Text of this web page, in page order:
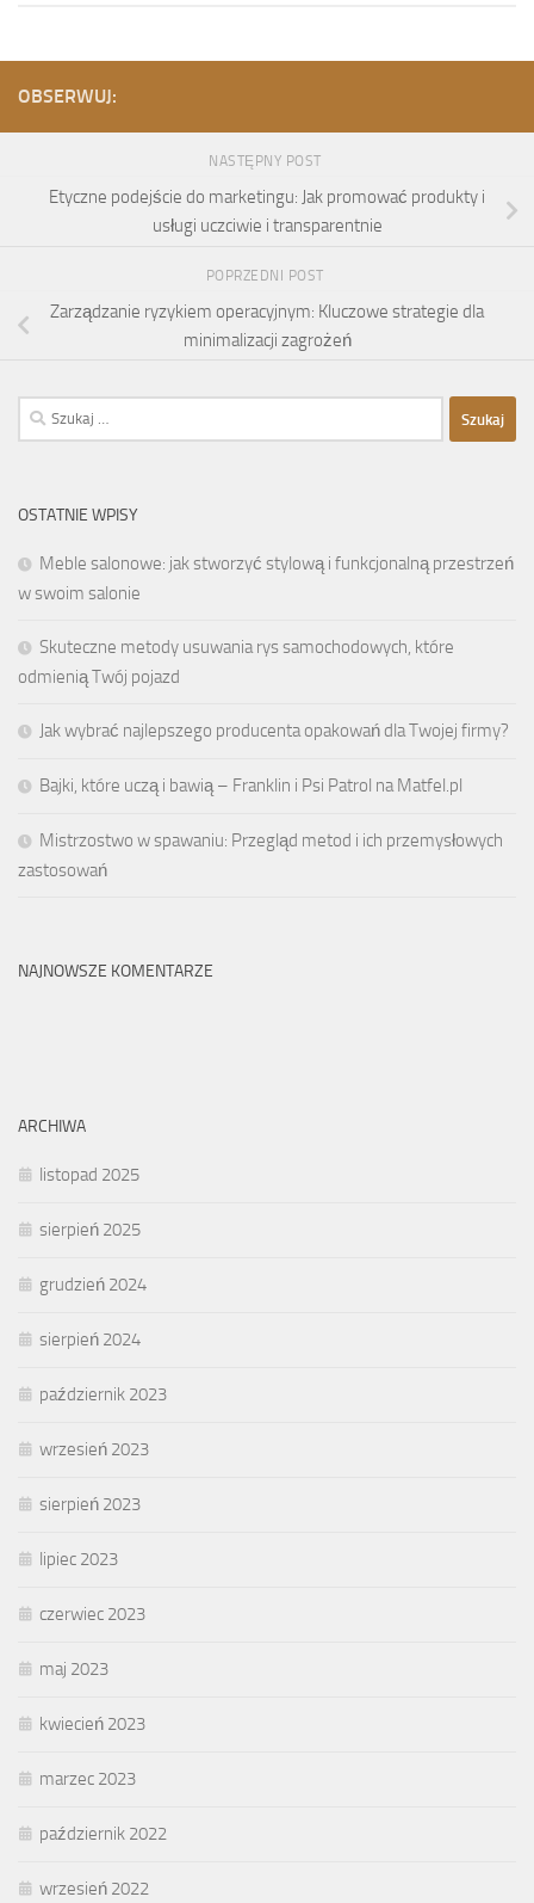
OBSERWUJ:
NASTĘPNY POST
Etyczne podejście do marketingu: Jak promować produkty i
usługi uczciwie i transparentnie
POPRZEDNI POST
Zarządzanie ryzykiem operacyjnym: Kluczowe strategie dla
minimalizacji zagrożeń
Szukaj:
OSTATNIE WPISY
Meble salonowe: jak stworzyć stylową i funkcjonalną przestrzeń
w swoim salonie
Skuteczne metody usuwania rys samochodowych, które
odmienią Twój pojazd
Jak wybrać najlepszego producenta opakowań dla Twojej firmy?
Bajki, które uczą i bawią – Franklin i Psi Patrol na Matfel.pl
Mistrzostwo w spawaniu: Przegląd metod i ich przemysłowych
zastosowań
NAJNOWSZE KOMENTARZE
ARCHIWA
listopad 2025
sierpień 2025
grudzień 2024
sierpień 2024
październik 2023
wrzesień 2023
sierpień 2023
lipiec 2023
czerwiec 2023
maj 2023
kwiecień 2023
marzec 2023
październik 2022
wrzesień 2022